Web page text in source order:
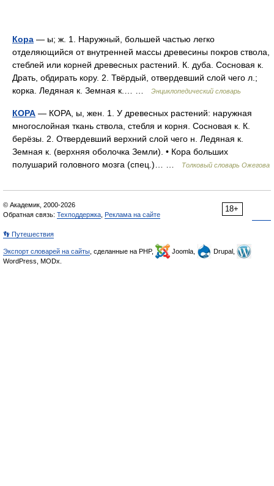
Кора — ы; ж. 1. Наружный, большей частью легко
отделяющийся от внутренней массы древесины покров ствола,
стеблей или корней древесных растений. К. дуба. Сосновая к.
Драть, обдирать кору. 2. Твёрдый, отвердевший слой чего л.;
корка. Ледяная к. Земная к.… …
Энциклопедический словарь
КОРА — КОРА, ы, жен. 1. У древесных растений: наружная
многослойная ткань ствола, стебля и корня. Сосновая к. К.
берёзы. 2. Отвердевший верхний слой чего н. Ледяная к.
Земная к. (верхняя оболочка Земли). • Кора больших
полушарий головного мозга (спец.)… …
Толковый словарь Ожегова
18+
© Академик, 2000-2026
Обратная связь: Техподдержка Реклама на сайте
👣 Путешествия
Экспорт словарей на сайты , сделанные на PHP, Joomla,
Drupal,
WordPress, MODx.